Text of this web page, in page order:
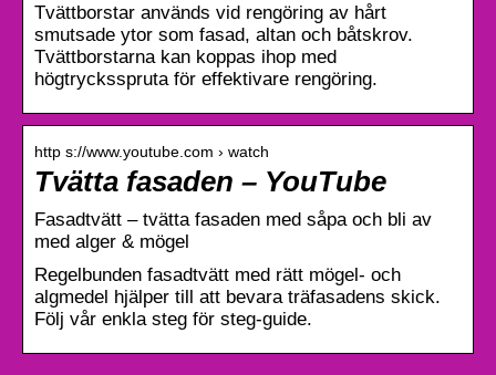
Tvättborstar används vid rengöring av hårt
smutsade ytor som fasad, altan och båtskrov.
Tvättborstarna kan koppas ihop med
högtrycksspruta för effektivare rengöring.
http s://www.youtube.com › watch
Tvätta fasaden – YouTube
Fasadtvätt – tvätta fasaden med såpa och bli av
med alger & mögel
Regelbunden fasadtvätt med rätt mögel- och
algmedel hjälper till att bevara träfasadens skick.
Följ vår enkla steg för steg-guide.